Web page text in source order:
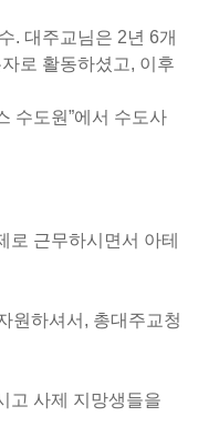
. 대주교님은 2년 6개
로 활동하셨고, 이후
수도원”에서 수도사
로 근무하시면서 아테
원하셔서, 총대주교청
고 사제 지망생들을